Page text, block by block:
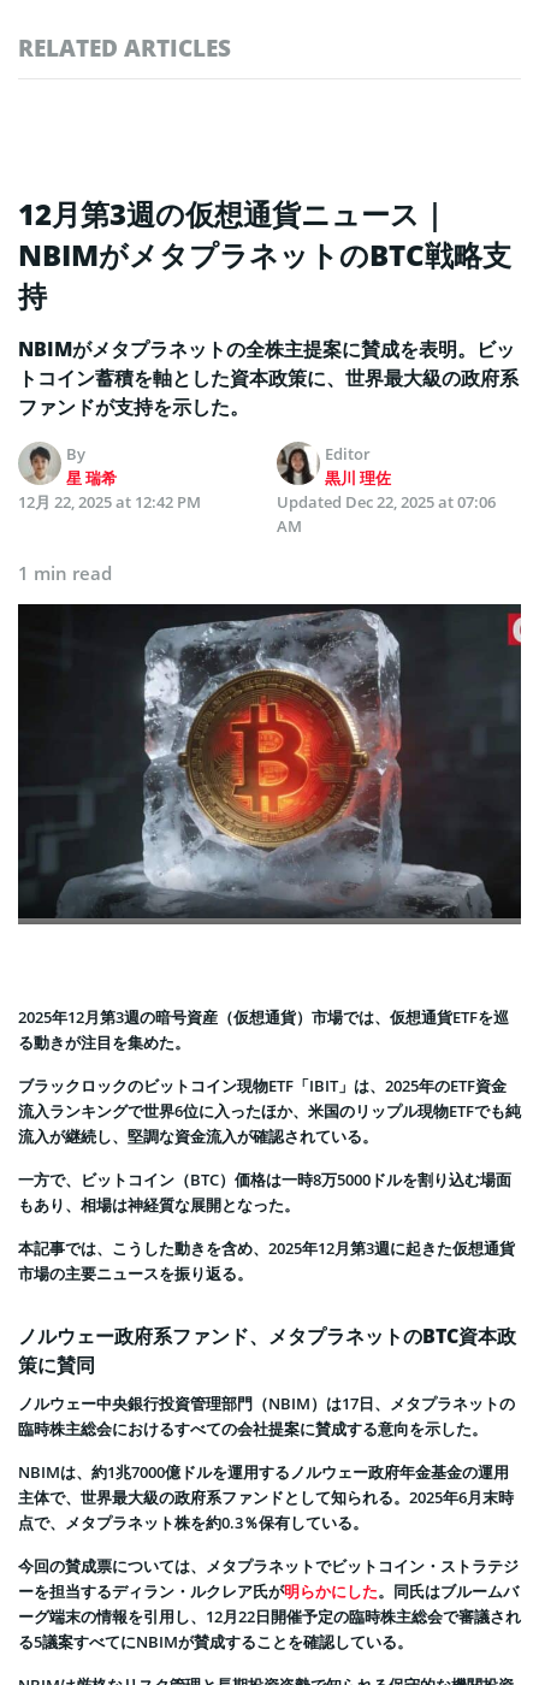
RELATED ARTICLES
12月第3週の仮想通貨ニュース｜
NBIMがメタプラネットのBTC戦略支
持
NBIMがメタプラネットの全株主提案に賛成を表明。ビッ
トコイン蓄積を軸とした資本政策に、世界最大級の政府系
ファンドが支持を示した。
By
星 瑞希
Editor
黒川 理佐
12月 22, 2025 at 12:42 PM
Updated Dec 22, 2025 at 07:06
AM
1 min read
2025年12月第3週の暗号資産（仮想通貨）市場では、仮想通貨ETFを巡
る動きが注目を集めた。
ブラックロックのビットコイン現物ETF「IBIT」は、2025年のETF資金
流入ランキングで世界6位に入ったほか、米国のリップル現物ETFでも純
流入が継続し、堅調な資金流入が確認されている。
一方で、ビットコイン（BTC）価格は一時8万5000ドルを割り込む場面
もあり、相場は神経質な展開となった。
本記事では、こうした動きを含め、2025年12月第3週に起きた仮想通貨
市場の主要ニュースを振り返る。
ノルウェー政府系ファンド、メタプラネットのBTC資本政
策に賛同
ノルウェー中央銀行投資管理部門（NBIM）は17日、メタプラネットの
臨時株主総会におけるすべての会社提案に賛成する意向を示した。
NBIMは、約1兆7000億ドルを運用するノルウェー政府年金基金の運用
主体で、世界最大級の政府系ファンドとして知られる。2025年6月末時
点で、メタプラネット株を約0.3％保有している。
今回の賛成票については、メタプラネットでビットコイン・ストラテジ
ーを担当するディラン・ルクレア氏が明らかにした。同氏はブルームバ
ーグ端末の情報を引用し、12月22日開催予定の臨時株主総会で審議され
る5議案すべてにNBIMが賛成することを確認している。